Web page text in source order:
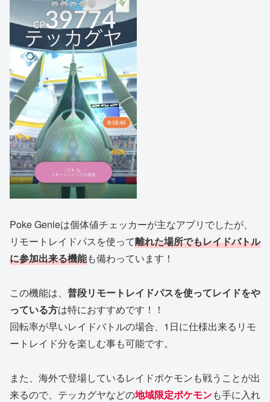
Poke Genieは個体値チェッカーが主なアプリでしたが、
リモートレイドパスを使って離れた場所でもレイドバトル
に参加出来る機能も備わっています！
この機能は、 普段リモートレイドパスを使ってレイドをや
っている方は特におすすめです！！
回転率が早いレイドバトルの場合、1日に仕様出来るリモ
ートレイド分を楽しむ事も可能です。
また、海外で登場しているレイドポケモンも戦うことが出
来るので、テッカグヤなどの地域限定ポケモンも手に入れ